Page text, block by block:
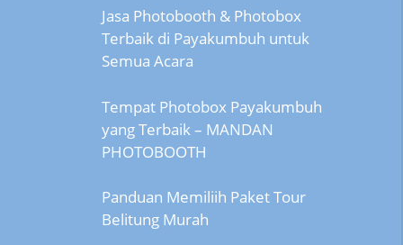
Jasa Photobooth & Photobox
Terbaik di Payakumbuh untuk
Semua Acara
Tempat Photobox Payakumbuh
yang Terbaik – MANDAN
PHOTOBOOTH
Panduan Memiliih Paket Tour
Belitung Murah